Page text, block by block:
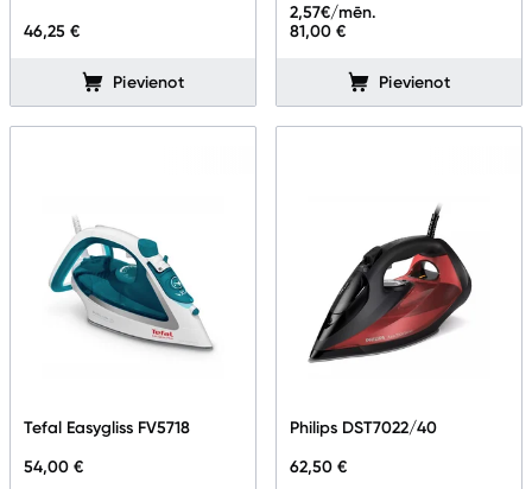
46,25 €
Pievienot
81,00 €
2,57€/mēn.
Pievienot
Tefal Easygliss FV5718
54,00 €
Philips DST7022/40
62,50 €